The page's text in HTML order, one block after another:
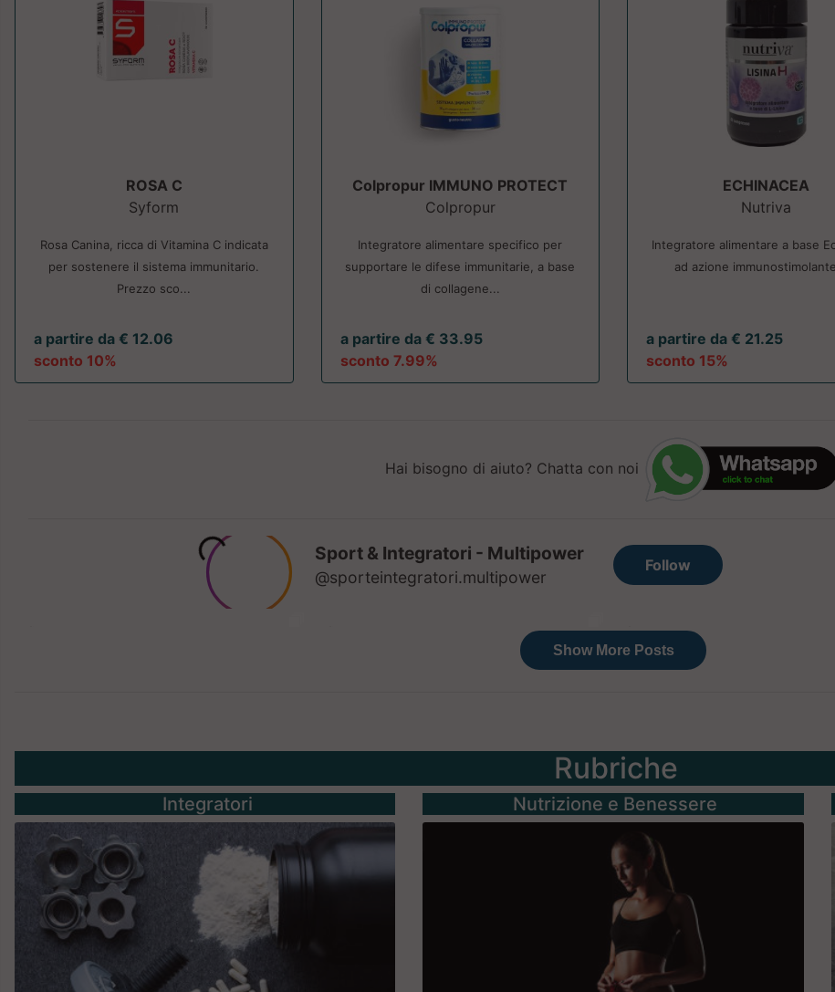
ROSA C
Syform
Rosa Canina, ricca di Vitamina C indicata
per sostenere il sistema immunitario.
Prezzo sco...
a partire da € 12.06
sconto 10%
Colpropur IMMUNO PROTECT
Colpropur
Integratore alimentare specifico per
supportare le difese immunitarie, a base
di collagene...
a partire da € 33.95
sconto 7.99%
ECHINACEA
Nutriva
Integratore alimentare a base
ad azione
a partire da € 21.25
sconto 15%
Hai bisogno di aiuto? Chatta con noi
Rubriche
Integratori Nutrizione e Benessere